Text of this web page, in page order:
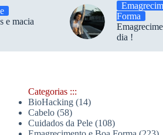
e macia
Forma
dia !
Categorias :::
BioHacking(14)
Cabelo(58)
Cuidados da Pele(108)